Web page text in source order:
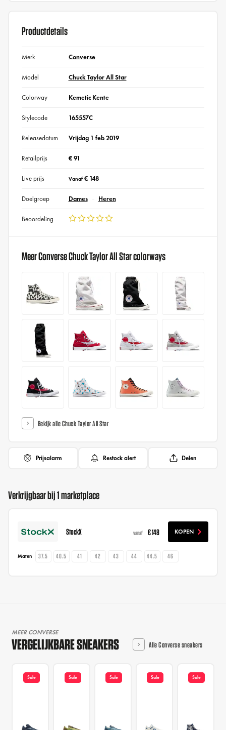
Productdetails
Merk Converse
Model Chuck Taylor All Star
Colorway Kemetic Kente
Stylecode 165557C
Releasedatum Vrijdag 1 feb 2019
Retailprijs € 91
Live prijs Vanaf€ 148
Doelgroep Dames Heren
Beoordeling
Meer Converse Chuck Taylor All Star colorways
Bekijk alle Chuck Taylor All Star
Prijsalarm Restock alert Delen
Verkrijgbaar bij 1 marketplace
StockX vanaf € 148 KOPEN
Maten 37.5 40.5 41 42 43 44 44.5 46
MEER CONVERSE
VERGELIJKBARE SNEAKERS Alle Converse sneakers
Sale Sale Sale Sale Sale